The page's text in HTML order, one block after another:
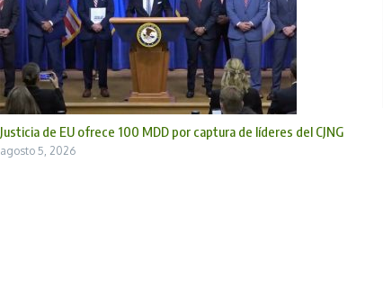
Justicia de EU ofrece 100 MDD por captura de líderes del CJNG
agosto 5, 2026